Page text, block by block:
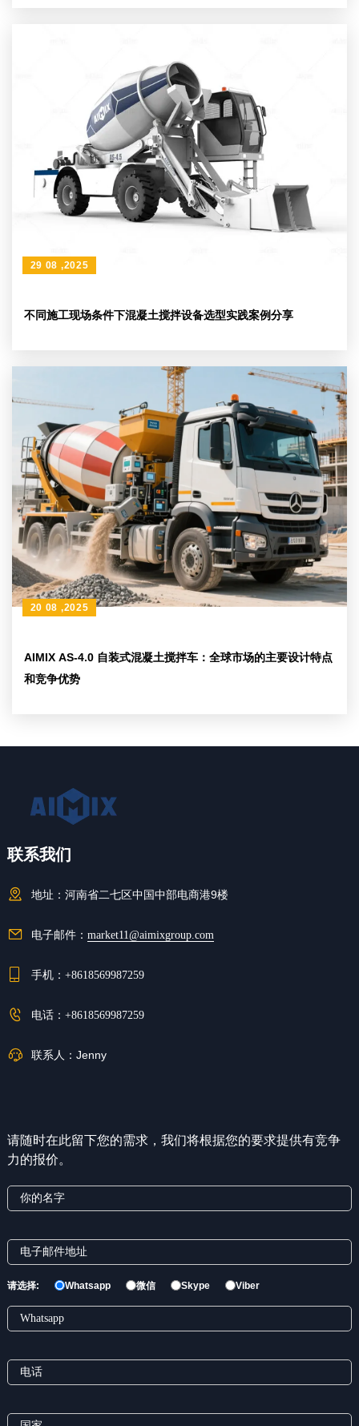
不同施工现场条件下混凝土搅拌设备选型实践案例分享
29 08 ,2025
AIMIX AS-4.0 自装式混凝土搅拌车：全球市场的主要设计特点
和竞争优势
20 08 ,2025
联系我们
地址： 河南省二七区中国中部电商港9楼
电子邮件： market11@aimixgroup.com
手机： +8618569987259
电话： +8618569987259
联系人： Jenny
请随时在此留下您的需求，我们将根据您的要求提供有竞争
力的报价。
请选择: Whatsapp 微信 Skype Viber